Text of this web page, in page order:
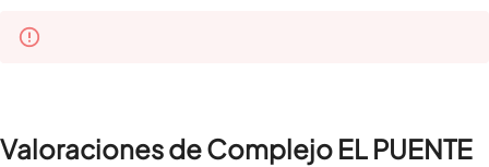
Valoraciones de Complejo EL PUENTE